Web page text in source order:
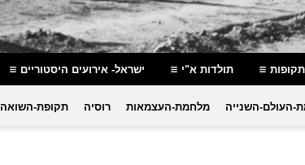
תקופות תולדות א"י ישראל- אירועים היסטוריים
העולם-השנייה מלחמת-העצמאות רוסיה תקופת-השואה